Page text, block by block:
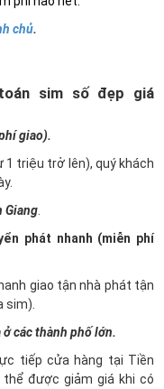
chủ.
sim số đẹp giá
giao).
triệu trở lên), quý khách
Giang
phát nhanh (miễn phí
giao tận nhà phát tận
sim).
ở các thành phố lớn.
tiếp cửa hàng tại Tiền
được giảm giá khi có